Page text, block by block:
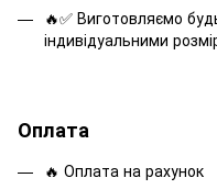
🔥✅ Виготовляємо
індивідуальними
Оплата
🔥 Оплата на рахунок